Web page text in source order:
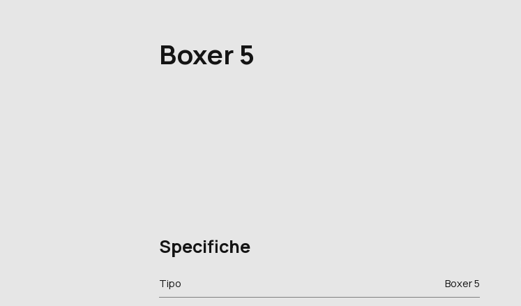
Boxer 5
Specifiche
Tipo Boxer 5